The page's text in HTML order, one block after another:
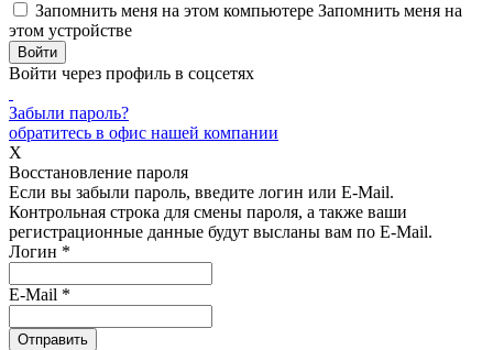
Запомнить меня на этом компьютере Запомнить меня на
этом устройстве
Войти через профиль в соцсетях
Забыли пароль?
обратитесь в офис нашей компании
X
Восстановление пароля
Если вы забыли пароль, введите логин или E-Mail.
Контрольная строка для смены пароля, а также ваши
регистрационные данные будут высланы вам по E-Mail.
Логин *
E-Mail *